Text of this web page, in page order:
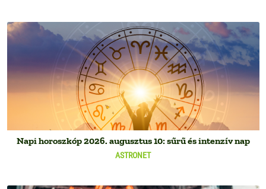
ASTRONET
Napi horoszkóp 2026. augusztus 10: sűrű és intenzív nap